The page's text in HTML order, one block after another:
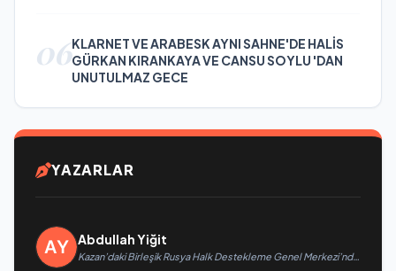
06KLARNET VE ARABESK AYNI SAHNE'DE HALİS
GÜRKAN KIRANKAYA VE CANSU SOYLU 'DAN
UNUTULMAZ GECE
YAZARLAR
Abdullah Yiğit
Kazan’daki Birleşik Rusya Halk Destekleme Genel Merkezi’nde